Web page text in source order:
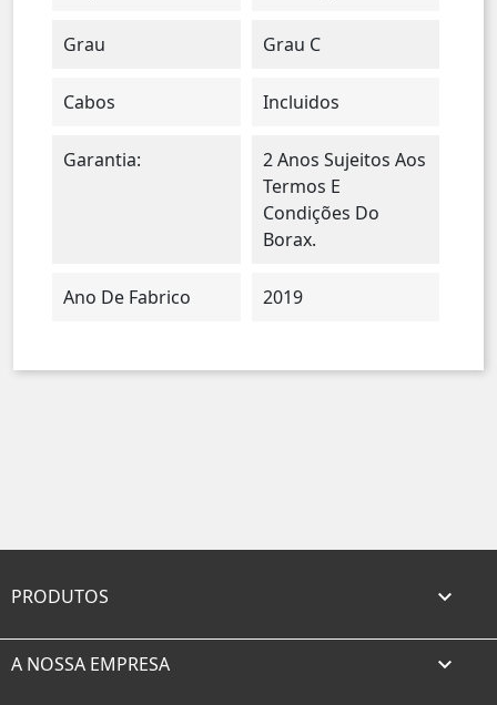
Grau Grau C
Cabos Incluidos
Garantia:
2 Anos Sujeitos Aos
Termos E
Condições Do
Borax.
Ano De Fabrico 2019
PRODUTOS 
A NOSSA EMPRESA 